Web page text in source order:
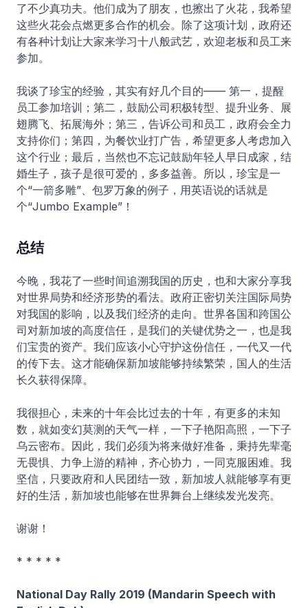
了不少真功夫。他们成为了朋友，也擦出了火花，我希望
这些火花会点燃更多合作的机会。除了这项计划，政府还
有各种计划让大家来学习十八般武艺，欢迎老板和员工来
参加。
我谈了珍宝的经验，其实有好几个目的—— 第一，提醒
员工参加培训；第二，鼓励公司积极转型、提升业务、展
翅腾飞、拓展海外；第三，告诉公司和员工，政府会全力
支持你们；第四，为餐饮业打广告，希望更多人考虑加入
这个行业；最后，当然也不忘记鼓励年轻人早日成家，结
婚生子，孩子是很可爱的，多多益善。所以，珍宝是一
个“一箭多雕”、包罗万象的例子，用英语说的话就是
个“Jumbo Example”！
总结
今晚，我花了一些时间追溯我国的历史，也和大家分享我
对世界局势和经济形势的看法。政府正密切关注国际局势
对我国的影响，以及我们经济的走向。世界各国和跨国公
司对新加坡的高度信任，是我们的关键优势之一，也是我
们宝贵的资产。我们应该小心守护这份信任，一代又一代
的传下去。这才能确保新加坡能够持续繁荣，国人的生活
长久获得保障。
我很担心，未来的十年会比过去的十年，有更多的未知
数，就如变幻莫测的天气一样，一下子艳阳高照，一下子
乌云密布。因此，我们必须为将来做好准备，秉持先辈毫
无畏惧、力争上游的精神，齐心协力，一同克服困难。我
坚信，只要政府和人民团结一致，新加坡人就能够享有更
好的生活，新加坡也能够在世界舞台上继续发光发亮。
谢谢！
* * * * *
National Day Rally 2019 (Mandarin Speech with